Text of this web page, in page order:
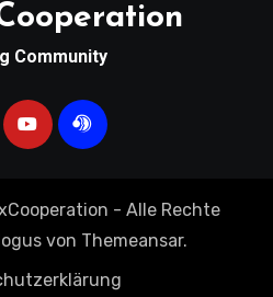
Community
- Alle Rechte
von Themeansar.